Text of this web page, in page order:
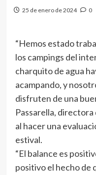
25 de enero de 2024 0
“Hemos estado
los campings del
charquito de agua
acampando, y
disfruten de una
Passarella,
al hacer una
estival.
“El balance es
positivo el hecho de